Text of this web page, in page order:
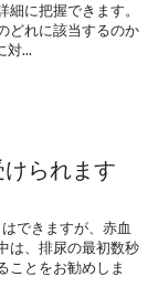
に把握できます。
どれに該当するのか
対...
られます
できますが、赤血
は、排尿の最初数秒
ことをお勧めしま